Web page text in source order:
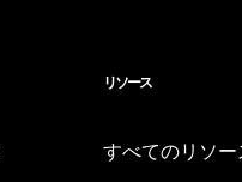
リソース
すべてのリソー